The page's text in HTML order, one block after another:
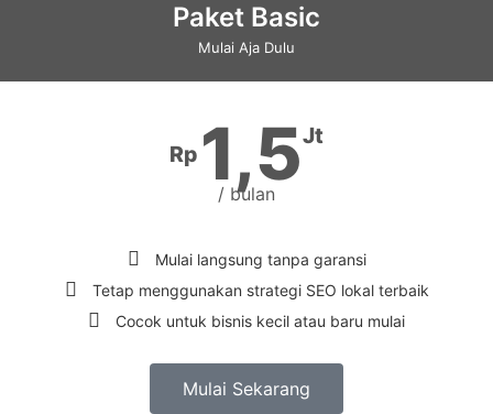
Paket Basic
Mulai Aja Dulu
Rp 1,5Jt
/ bulan
Mulai langsung tanpa garansi
Tetap menggunakan strategi SEO lokal terbaik
Cocok untuk bisnis kecil atau baru mulai
Mulai Sekarang